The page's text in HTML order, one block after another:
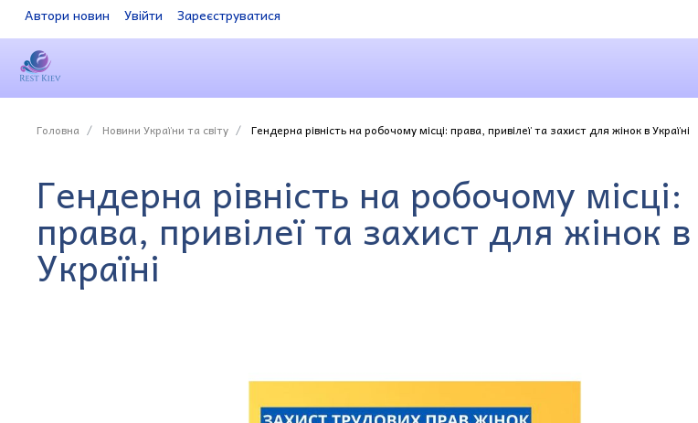
Автори новин Увійти Зареєструватися
Головна Новини України та світу Гендерна рівність на робочому місці: права, привілеї та захист для жінок в Україні
Гендерна рівність на робочому місці:
права, привілеї та захист для жінок в
Україні